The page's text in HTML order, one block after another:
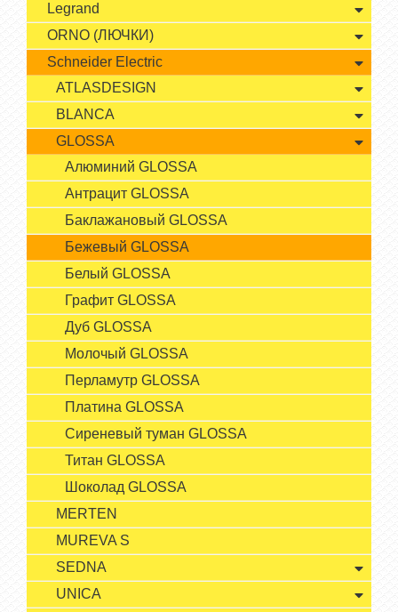
Legrand
ORNO (ЛЮЧКИ)
Schneider Electric
ATLASDESIGN
BLANCA
GLOSSA
Алюминий GLOSSA
Антрацит GLOSSA
Баклажановый GLOSSA
Бежевый GLOSSA
Белый GLOSSA
Графит GLOSSA
Дуб GLOSSA
Молочый GLOSSA
Перламутр GLOSSA
Платина GLOSSA
Сиреневый туман GLOSSA
Титан GLOSSA
Шоколад GLOSSA
MERTEN
MUREVA S
SEDNA
UNICA